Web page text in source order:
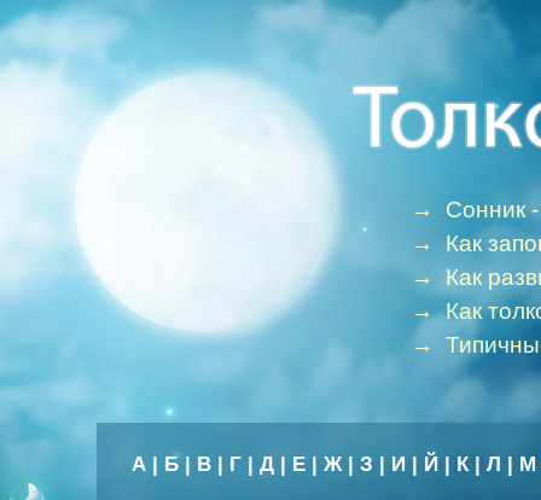
→ Сонник
→ Как
→ Как
→Как
→
А | Б| В | Г | Д | Е | Ж| З | И | Й | К| Л | М